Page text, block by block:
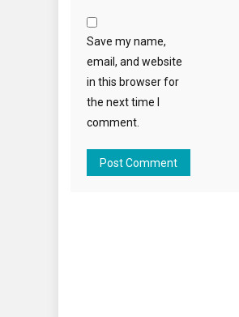
Save my name,
email, and website
in this browser for
the next time I
comment.